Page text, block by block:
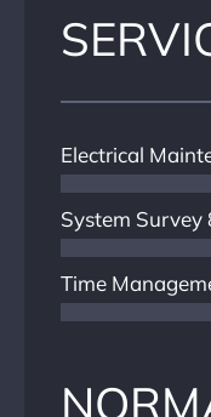
Electrical
System Survey
Time